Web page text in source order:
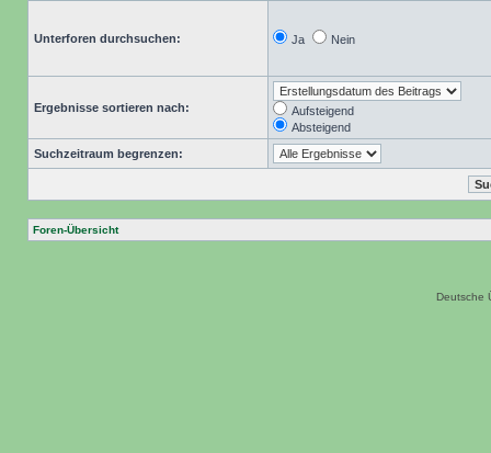
Unterforen durchsuchen: Ja Nein
Ergebnisse sortieren nach:
Aufsteigend
Absteigend
Suchzeitraum begrenzen:
Foren-Übersicht
Deutsche